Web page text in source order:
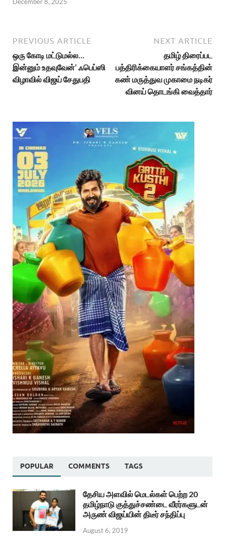
PREVIOUS ARTICLE
ஒரு கோடி மட்டுமல்ல…
இன்னும் உதவுவேன்’ ஃபெப்ஸி
விழாவில் விஜய் சேதுபதி
NEXT ARTICLE
தமிழ் திரைப்பட
பத்திரிக்கையாளர் சங்கத்தின்
கண் மருத்துவ முகாமை நடிகர்
வினய் தொடங்கி வைத்தார்
POPULAR COMMENTS TAGS
தேசிய அளவில் மெடல்கள் பெற்ற 20
தமிழ்நாடு குத்துச்சண்டை வீரர்களுடன்
அருண் விஜய்யின் திடீர் சந்திப்பு
August 6, 2019